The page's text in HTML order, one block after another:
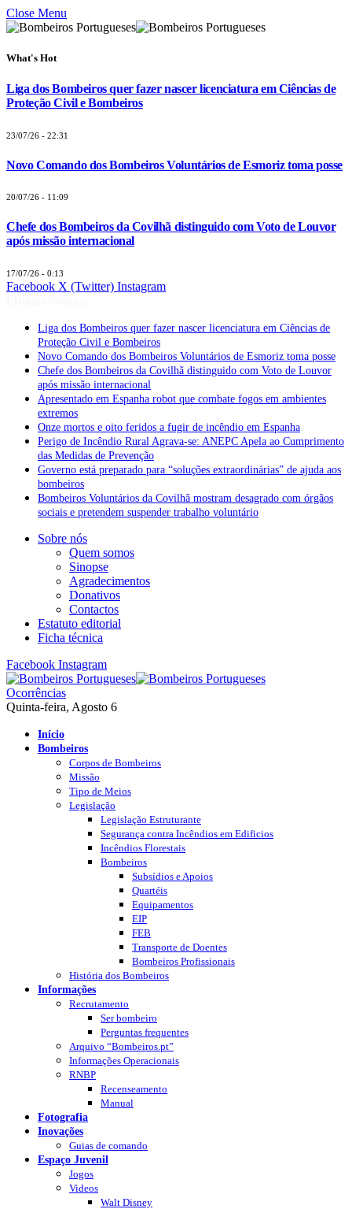
Close Menu
What's Hot
Liga dos Bombeiros quer fazer nascer licenciatura em Ciências de
Proteção Civil e Bombeiros
23/07/26 - 22:31
Novo Comando dos Bombeiros Voluntários de Esmoriz toma posse
20/07/26 - 11:09
Chefe dos Bombeiros da Covilhã distinguido com Voto de Louvor
após missão internacional
17/07/26 - 0:13
Facebook X (Twitter) Instagram
Liga dos Bombeiros quer fazer nascer licenciatura em Ciências de
Proteção Civil e Bombeiros
Novo Comando dos Bombeiros Voluntários de Esmoriz toma posse
Chefe dos Bombeiros da Covilhã distinguido com Voto de Louvor
após missão internacional
Apresentado em Espanha robot que combate fogos em ambientes
extremos
Onze mortos e oito feridos a fugir de incêndio em Espanha
Perigo de Incêndio Rural Agrava-se: ANEPC Apela ao Cumprimento
das Medidas de Prevenção
Governo está preparado para “soluções extraordinárias” de ajuda aos
bombeiros
Bombeiros Voluntários da Covilhã mostram desagrado com órgãos
sociais e pretendem suspender trabalho voluntário
Sobre nós
Quem somos
Sinopse
Agradecimentos
Donativos
Contactos
Estatuto editorial
Ficha técnica
Facebook Instagram
Ocorrências
Quinta-feira, Agosto 6
Início
Bombeiros
Corpos de Bombeiros
Missão
Tipo de Meios
Legislação
Legislação Estruturante
Segurança contra Incêndios em Edificios
Incêndios Florestais
Bombeiros
Subsídios e Apoios
Quartéis
Equipamentos
EIP
FEB
Transporte de Doentes
Bombeiros Profissionais
História dos Bombeiros
Informações
Recrutamento
Ser bombeiro
Perguntas frequentes
Arquivo “Bombeiros.pt”
Informações Operacionais
RNBP
Recenseamento
Manual
Fotografia
Inovações
Guias de comando
Espaço Juvenil
Jogos
Videos
Walt Disney